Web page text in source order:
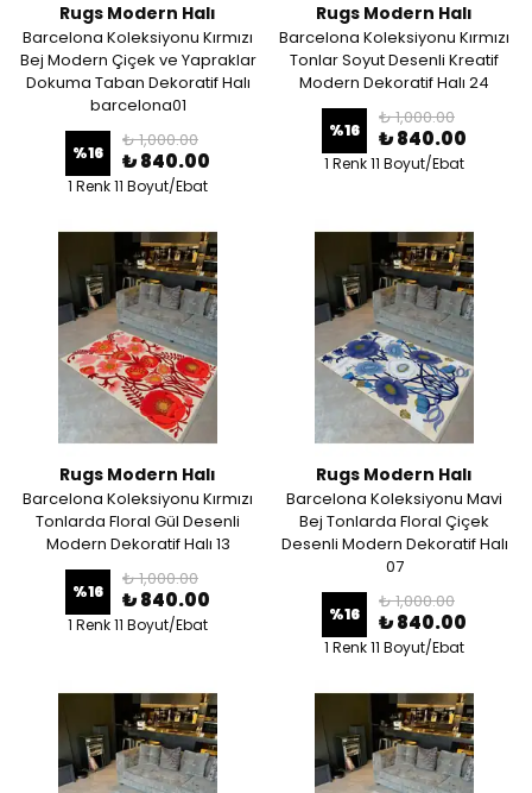
Rugs Modern Halı
Barcelona Koleksiyonu Kırmızı
Bej Modern Çiçek ve Yapraklar
Dokuma Taban Dekoratif Halı
barcelona01
%16
₺ 1,000.00
₺ 840.00
1 Renk 11 Boyut/Ebat
Rugs Modern Halı
Barcelona Koleksiyonu Kırmızı
Tonlar Soyut Desenli Kreatif
Modern Dekoratif Halı 24
%16
₺ 1,000.00
₺ 840.00
1 Renk 11 Boyut/Ebat
Rugs Modern Halı
Barcelona Koleksiyonu Kırmızı
Tonlarda Floral Gül Desenli
Modern Dekoratif Halı 13
%16
₺ 1,000.00
₺ 840.00
1 Renk 11 Boyut/Ebat
Rugs Modern Halı
Barcelona Koleksiyonu Mavi
Bej Tonlarda Floral Çiçek
Desenli Modern Dekoratif Halı
07
%16
₺ 1,000.00
₺ 840.00
1 Renk 11 Boyut/Ebat